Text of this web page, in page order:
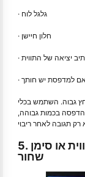
· גלגל לוח
· חלון חיישן
נתיב יציאה של התווית
אם למדפסת יש חותך
גבוה. השתמש בכלי
הדפסה בכמות גבוהה,
5. החיישן לא יכול לזהות את פער התווית או סימן
שחור